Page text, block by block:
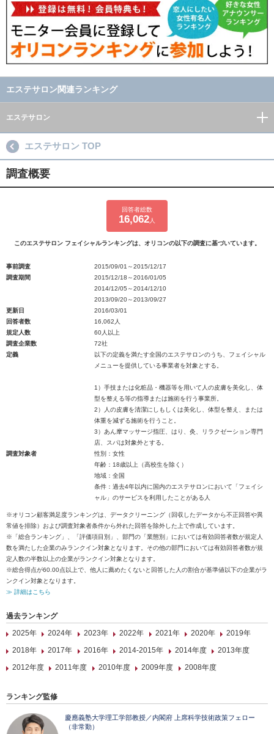
エステサロン関連ランキング
エステサロン
エステサロン TOP
調査概要
回答者総数
16,062 人
このエステサロン フェイシャルランキングは、オリコンの以下の調査に基づいています。
事前調査
2015/09/01～2015/12/17
調査期間
2015/12/18～2016/01/05
2014/12/05～2014/12/10
2013/09/20～2013/09/27
更新日
2016/03/01
回答者数
16,062人
規定人数
60人以上
調査企業数
72社
定義
以下の定義を満たす全国のエステサロンのうち、フェイシャル
メニューを提供している事業者を対象とする。
1）手技または化粧品・機器等を用いて人の皮膚を美化し、体
型を整える等の指導または施術を行う事業所。
2）人の皮膚を清潔にしもしくは美化し、体型を整え、または
体重を減ずる施術を行うこと。
3）あん摩マッサージ指圧、はり、灸、リラクゼーション専門
店、スパは対象外とする。
調査対象者
性別：女性
年齢：18歳以上（高校生を除く）
地域：全国
条件：過去4年以内に国内のエステサロンにおいて「フェイシ
ャル」のサービスを利用したことがある人
※オリコン顧客満足度ランキングは、データクリーニング（回収したデータから不正回答や異
常値を排除）および調査対象者条件から外れた回答を除外した上で作成しています。
※「総合ランキング」、「評価項目別」、部門の「業態別」においては有効回答者数が規定人
数を満たした企業のみランクイン対象となります。その他の部門においては有効回答者数が規
定人数の半数以上の企業がランクイン対象となります。
※総合得点が60.00点以上で、他人に薦めたくないと回答した人の割合が基準値以下の企業がラ
ンクイン対象となります。
≫ 詳細はこちら
過去ランキング
2025年
2024年 2023年 2022年 2021年 2020年
2019年
2018年
2017年 2016年 2014-2015年 2014年度
2013年度
2012年度
2011年度 2010年度 2009年度 2008年度
ランキング監修
慶應義塾大学理工学部教授／内閣府 上席科学技術政策フェロー
（非常勤）